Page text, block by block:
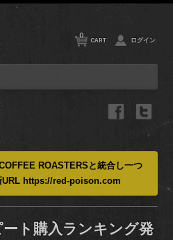
CART
0
ログイン
ROASTERSと統合し一つ
https://red-poison.com
ト購入ランキング発